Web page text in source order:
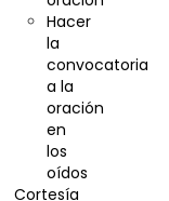
Hacer
la
convocatoria
a la
oración
en
los
oídos
Cortesía